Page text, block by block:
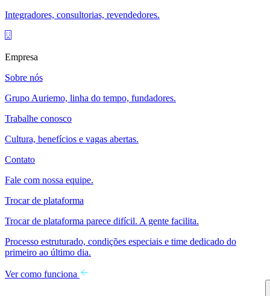
Integradores, consultorias, revendedores.
Empresa
Sobre nós
Grupo Auriemo, linha do tempo, fundadores.
Trabalhe conosco
Cultura, benefícios e vagas abertas.
Contato
Fale com nossa equipe.
Trocar de plataforma
Trocar de plataforma parece difícil. A gente facilita.
Processo estruturado, condições especiais e time dedicado do
primeiro ao último dia.
Ver como funciona